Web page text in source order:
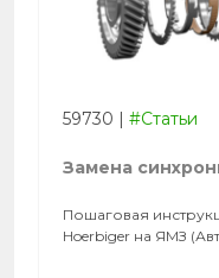
59730 | #Статьи
Замена
Пошаговая
Hoerbiger на ЯМЗ